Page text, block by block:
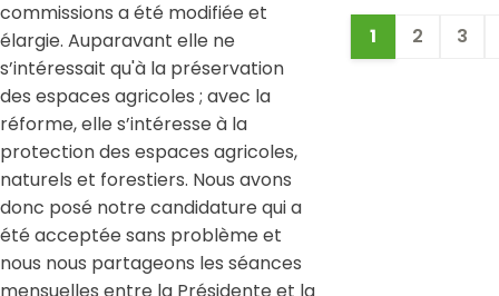
commissions a été modifiée et
élargie. Auparavant elle ne
s’intéressait qu'à la préservation
des espaces agricoles ; avec la
réforme, elle s’intéresse à la
protection des espaces agricoles,
naturels et forestiers. Nous avons
donc posé notre candidature qui a
été acceptée sans problème et
nous nous partageons les séances
1 2 3